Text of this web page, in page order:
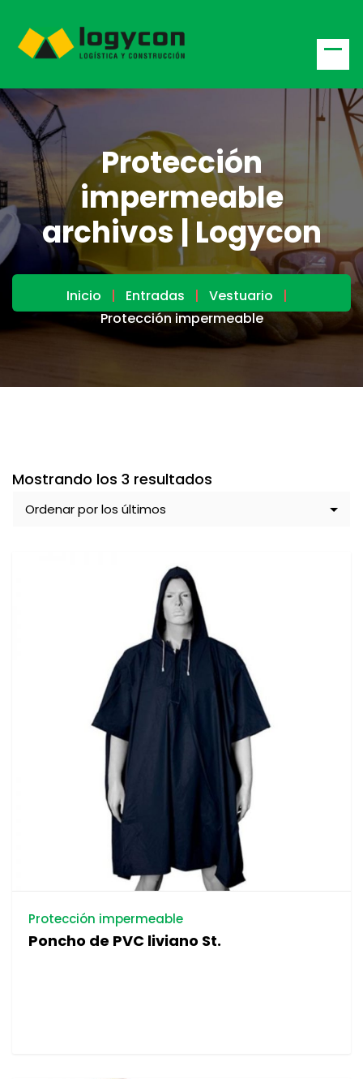
Protección
impermeable
archivos | Logycon
Inicio Entradas
Vestuario
Protección impermeable
Mostrando los 3 resultados
Protección impermeable
Poncho de PVC liviano St.